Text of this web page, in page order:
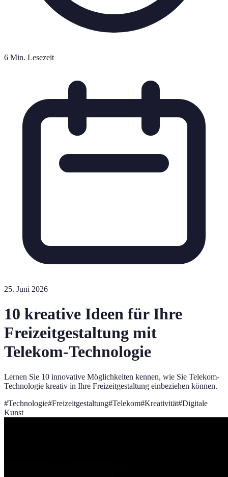
6 Min. Lesezeit
25. Juni 2026
10 kreative Ideen für Ihre
Freizeitgestaltung mit
Telekom-Technologie
Lernen Sie 10 innovative Möglichkeiten kennen, wie Sie Telekom-
Technologie kreativ in Ihre Freizeitgestaltung einbeziehen können.
#Technologie#Freizeitgestaltung#Telekom#Kreativität#Digitale
Kunst